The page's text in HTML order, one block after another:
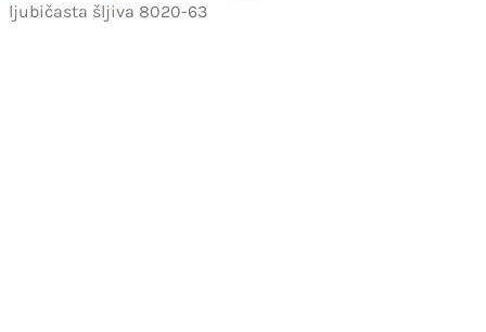
ljubičasta šljiva 8020-63